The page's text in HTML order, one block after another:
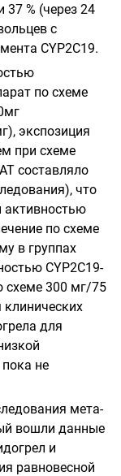
37 % (через 24
с
CYP2C19.
по схеме
экспозиция
при схеме
составляло
что
активностью
по схеме
в группах
СYP2C19-
схеме 300 мг/75
для
пока не
мета-
вошли данные
и
равновесной